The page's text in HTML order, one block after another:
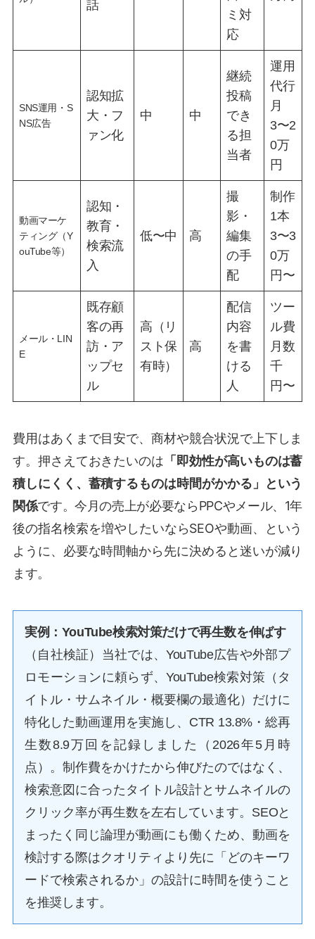
話
ミ対
応
SNS運用・S
NS広告
認知拡
大・フ
ァン化
中 中
継続
投稿
でき
る担
当者
運用
代行
月
3〜2
0万
円
動画マーケ
ティング（Y
ouTube等）
認知・
教育・
検索流
入
低〜中 高
撮
影・
編集
の手
配
制作
1本
3〜3
0万
円〜
メール・LIN
E
既存顧
客の再
訪・ア
ップセ
ル
高（リ
スト保
有時）
高
配信
内容
を書
ける
人
ツー
ル費
月数
千
円〜
費用はあくまで目安で、商材や競合状況で上下しま
す。押さえておきたいのは 「即効性が高いものは蓄
積しにくく、蓄積するものは時間がかかる」という
関係です。今月の売上が必要ならPPCやメール、1年
後の指名検索を増やしたいならSEOや動画、という
ように、必要な時間軸から先に決めると迷いが減り
ます。
実例：YouTube検索対策だけで再生数を伸ばす
（自社検証）当社では、YouTube広告や外部プ
ロモーションに頼らず、YouTube検索対策（タ
イトル・サムネイル・概要欄の最適化）だけに
特化した動画運用を実施し、CTR 13.8%・総再
生数8.9万回を記録しました（2026年5月時
点）。制作費をかけたから伸びたのではなく、
検索意図に合ったタイトル設計とサムネイルの
クリック率が再生数を左右しています。SEOと
まったく同じ論理が動画にも働くため、動画を
検討する際はクオリティより先に「どのキーワ
ードで検索されるか」の設計に時間を使うこと
を推奨します。